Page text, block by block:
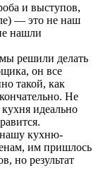
и выступов,
— это не наш
нашли
решили делать
он все
такой, как
Не
идеально
нашу кухню-
им пришлось
но результат